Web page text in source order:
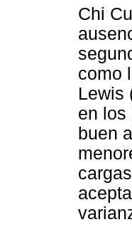
Chi
como
Lewis
en los
buen